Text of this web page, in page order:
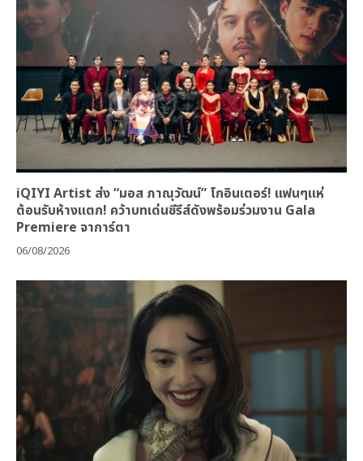
iQIYI Artist ส่ง “มอส ภาณุวัฒน์” โกอินเตอร์! แฟนๆแห่
ต้อนรับห้างแตก! คว้าบทเด่นซีรีส์ดังพร้อมร่วมงาน Gala
Premiere จาการ์ตา
06/08/2026